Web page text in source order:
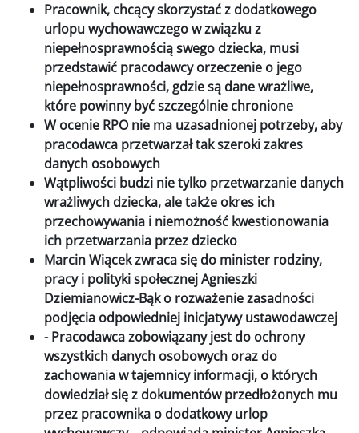
Pracownik, chcący skorzystać z dodatkowego
urlopu wychowawczego w związku z
niepełnosprawnością swego dziecka, musi
przedstawić pracodawcy orzeczenie o jego
niepełnosprawności, gdzie są dane wrażliwe,
które powinny być szczególnie chronione
W ocenie RPO nie ma uzasadnionej potrzeby, aby
pracodawca przetwarzał tak szeroki zakres
danych osobowych
Wątpliwości budzi nie tylko przetwarzanie danych
wrażliwych dziecka, ale także okres ich
przechowywania i niemożność kwestionowania
ich przetwarzania przez dziecko
Marcin Wiącek zwraca się do minister rodziny,
pracy i polityki społecznej Agnieszki
Dziemianowicz-Bąk o rozważenie zasadności
podjęcia odpowiedniej inicjatywy ustawodawczej
- Pracodawca zobowiązany jest do ochrony
wszystkich danych osobowych oraz do
zachowania w tajemnicy informacji, o których
dowiedział się z dokumentów przedłożonych mu
przez pracownika o dodatkowy urlop